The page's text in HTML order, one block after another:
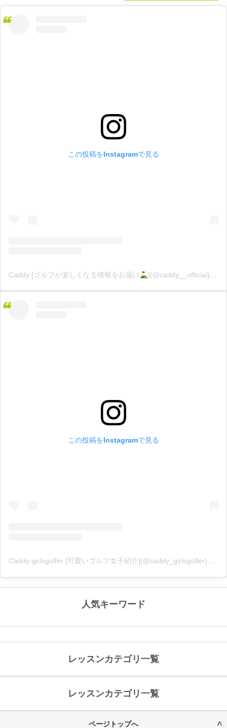
この投稿をInstagramで見る
Caddy [ゴルフが楽しくなる情報をお届け ](@caddy__official)がシェアした投稿
この投稿をInstagramで見る
Caddy-girlsgolfer [可愛いゴルフ女子紹介](@caddy_girlsgolfer)がシェアした投稿
人気キーワード
レッスンカテゴリ一覧
レッスンカテゴリ一覧
ページトップへ